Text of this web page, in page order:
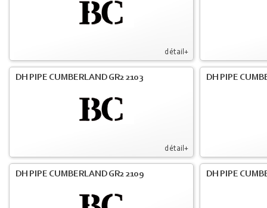
détail+
détail+
DH PIPE CUMBERLAND GR2 2103 DH PIPE
DH PIPE CUMBERLAND GR2 2109 DH PIPE